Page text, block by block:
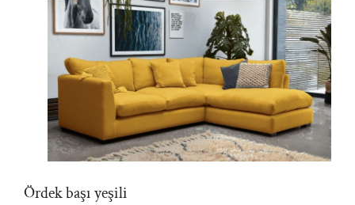
Ördek başı yeşili